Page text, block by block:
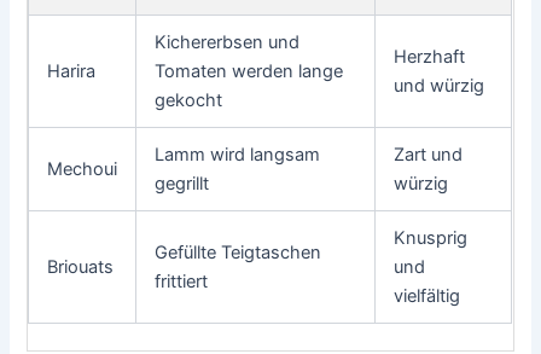
Harira
Kichererbsen und
Tomaten werden lange
gekocht
Herzhaft
und würzig
Mechoui
Lamm wird langsam
gegrillt
Zart und
würzig
Briouats
Gefüllte Teigtaschen
frittiert
Knusprig
und
vielfältig